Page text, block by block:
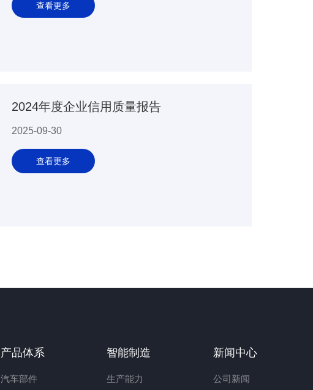
查看更多
2024年度企业信用质量报告
2025-09-30
查看更多
产品体系
汽车部件
智能制造
生产能力
新闻中心
公司新闻